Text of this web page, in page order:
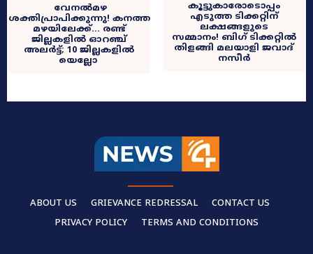
വേനൽമഴ
ശക്തിപ്രാപിക്കുന്നു! കനത്ത
മഴയിലേക്ക്… രണ്ട്
ജില്ലകളിൽ ഓറഞ്ച്
അലർട്ട്; 10 ജില്ലകളിൽ
യെല്ലോ
​കൂട്ടുകാരോടൊപ്പം
എടുത്ത ടിക്കറ്റിന്
ലക്ഷങ്ങളുടെ
സമ്മാനം! ബിഗ് ടിക്കറ്റിൽ
തിളങ്ങി മലയാളി ജവാദ്
നസീർ
ABOUT US GRIEVANCE REDRESSAL
CONTACT US
PRIVACY POLICY
TERMS AND CONDITIONS